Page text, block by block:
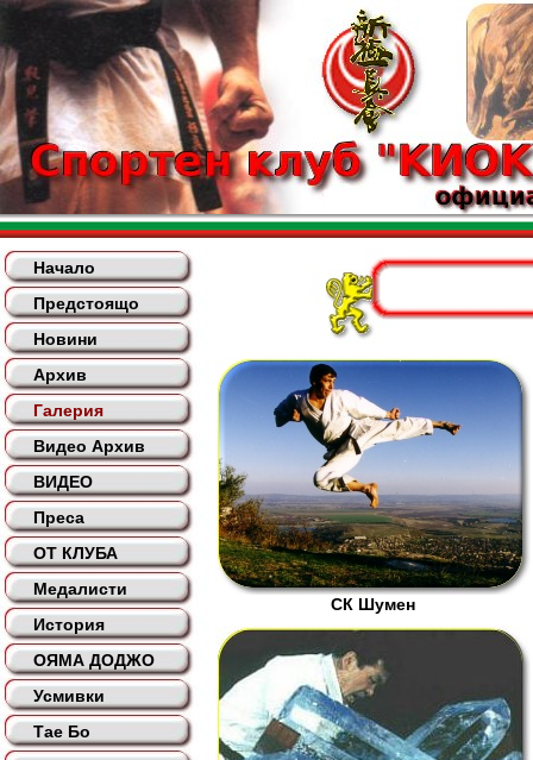
Начало
Предстоящо
Новини
Архив
Галерия
Видео Архив
ВИДЕО
Преса
ОТ КЛУБА
Медалисти
История
ОЯМА ДОДЖО
Усмивки
Тае Бо
СК Шумен